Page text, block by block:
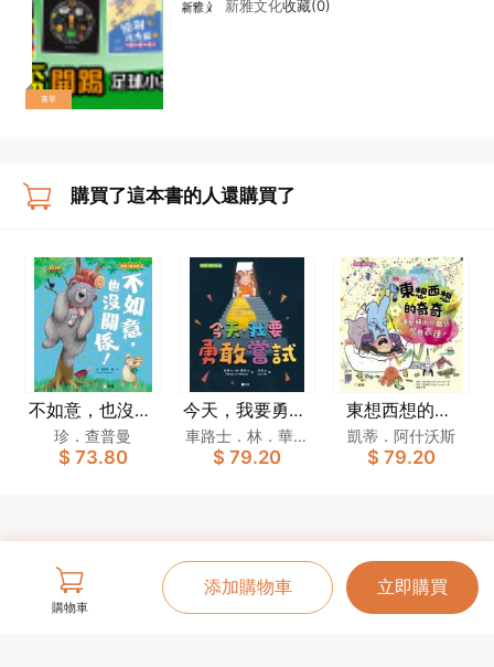
購物車
添加購物車 立即購買
書單
新雅文化收藏(0)
購買了這本書的人還購買了
不如意，也沒關
係！[新雅．繪
本館]
珍．查普曼
$ 73.80
今天，我要勇敢
嘗試[新雅．繪
本館]
車路士．林．華萊
士
$ 79.20
東想西想的奇
奇：讓忙碌的小
腦袋學會表達！
凱蒂．阿什沃斯
$ 79.20